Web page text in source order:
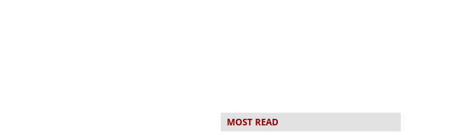
MOST READ